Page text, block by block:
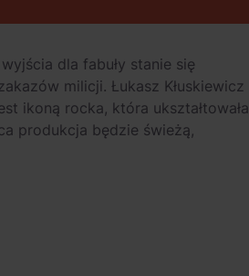
dla fabuły stanie się
milicji. Łukasz Kłuskiewicz
ikoną rocka, która ukształtowała
produkcja będzie świeżą,